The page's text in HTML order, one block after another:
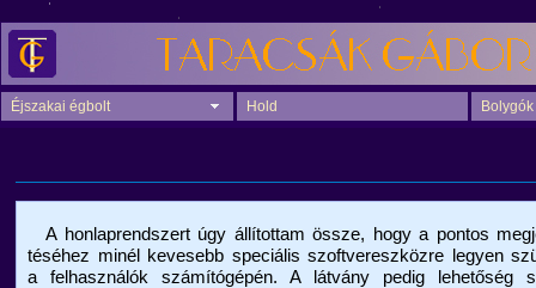
Éjszakai égbolt Hold Bolygók
A honlaprendszert úgy állítottam össze, hogy a pontos
téséhez minél kevesebb speciális szoftvereszközre legyen
a felhasználók számítógépén. A látvány pedig lehetőség